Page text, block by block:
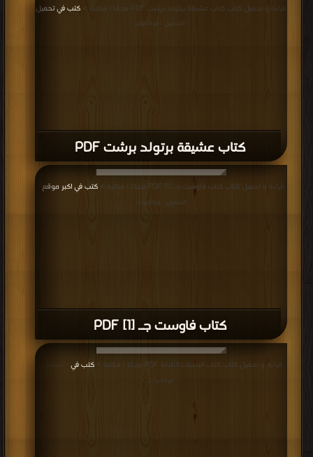
كتاب عشيقة برتولد برشت PDF
قراءة و تحميل كتاب كتاب عشيقة برتولد برشت PDF مجانا | مكتبة > كتب في تحميل
| التحميل : مرة/مرات
كتاب فاوست جـ [1] PDF
قراءة و تحميل كتاب كتاب فاوست جـ [1] PDF مجانا | مكتبة > كتب في اكبر موقع
التحميل : مرة/مرات
قراءة و تحميل كتاب كتاب البنسات الثلاثة PDF مجانا | مكتبة > كتب في
| التحميل :
مرة/مرات